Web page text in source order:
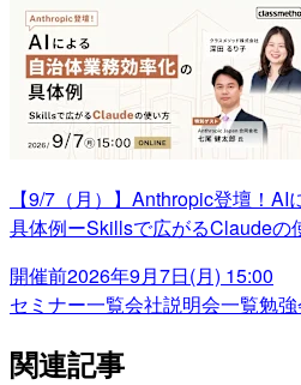
【9/7（月）】Anthropic登壇！
具体例ーSkillsで広がるClaudeの
開催前2026年9月7日(月) 15:00
セミナー一覧会社説明会一覧勉
関連記事